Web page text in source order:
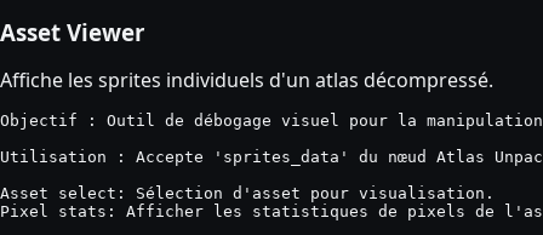
Asset Viewer
Affiche les sprites individuels d'un atlas décompressé.
Objectif : Outil de débogage visuel pour la
Utilisation : Accepte 'sprites_data' du nœud Atlas
Asset select: Sélection d'asset pour visualisation.
Pixel stats: Afficher les statistiques de pixels de